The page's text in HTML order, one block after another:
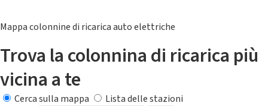
Mappa colonnine di ricarica auto elettriche
Trova la colonnina di ricarica più
vicina a te
Cerca sulla mappa
Lista delle stazioni